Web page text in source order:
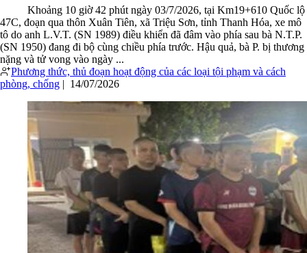
Khoảng 10 giờ 42 phút ngày 03/7/2026, tại Km19+610 Quốc lộ
47C, đoạn qua thôn Xuân Tiên, xã Triệu Sơn, tỉnh Thanh Hóa, xe mô
tô do anh L.V.T. (SN 1989) điều khiển đã đâm vào phía sau bà N.T.P.
(SN 1950) đang đi bộ cùng chiều phía trước. Hậu quả, bà P. bị thương
nặng và tử vong vào ngày ...
Phương thức, thủ đoạn hoạt động của các loại tội phạm và cách
phòng, chống | 14/07/2026